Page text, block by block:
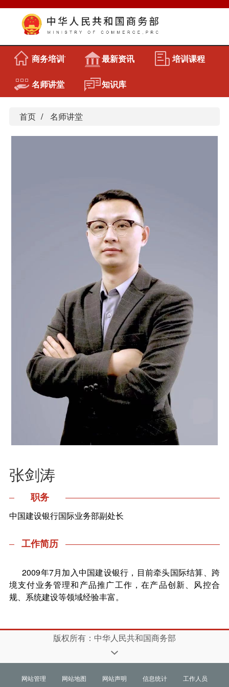
商务培训首页 最新资讯 培训课程
名师讲堂 知识库
首页 名师讲堂
张剑涛
职务
中国建设银行国际业务部副处长
工作简历
2009年7月加入中国建设银行，目前牵头国际结算、跨
境支付业务管理和产品推广工作，在产品创新、风控合
规、系统建设等领域经验丰富。
版权所有：中华人民共和国商务部
网站管理 网站地图 网站声明 信息统计 工作人员